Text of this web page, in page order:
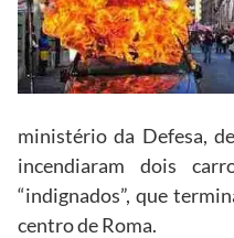
ministério da Defesa,
incendiaram dois
“indignados”, que
centro de Roma.